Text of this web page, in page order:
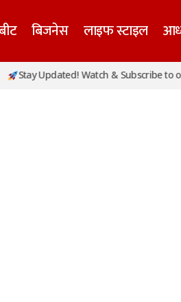
बिजनेस लाइफ स्टाइल
Stay Updated! Watch & Subscribe to